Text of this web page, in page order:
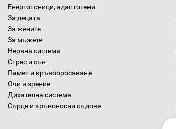
Енерготоници, адаптогени
За децата
За жените
За мъжете
Нервна система
Стрес и сън
Памет и кръвооросяване
Очи и зрение
Дихателна система
Сърце и кръвоносни съдове